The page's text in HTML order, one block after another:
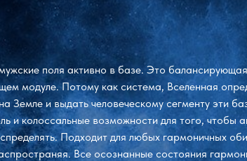
поля активно в базе. Это
модуле. Потому как система, Вселенная
Земле и выдать человеческому сегменту эти
и колоссальные возможности для того,
Подходит для любых гармоничных
Все осознанные состояния